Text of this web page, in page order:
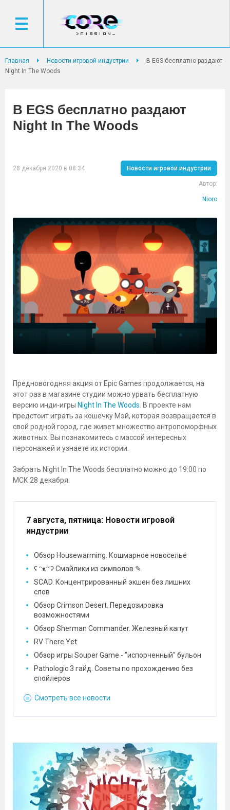
Главная Новости игровой индустрии
В EGS бесплатно раздают
Night In The Woods
В EGS бесплатно раздают
Night In The Woods
28 декабря 2020 в 08:34 Новости игровой индустрии
Автор:
Nioro
Предновогодняя акция от Epic Games продолжается, на
этот раз в магазине студии можно урвать бесплатную
версию инди-игры Night In The Woods. В проекте нам
предстоит играть за кошечку Мэй, которая возвращается в
свой родной город, где живет множество антропоморфных
животных. Вы познакомитесь с массой интересных
персонажей и узнаете их истории.
Забрать Night In The Woods бесплатно можно до 19:00 по
МСК 28 декабря.
7 августа, пятница: Новости игровой
индустрии
Обзор Housewarming. Кошмарное новоселье
ʕ ᵔᴥᵔ ʔ Смайлики из символов ✎
SCAD. Концентрированный экшен без лишних
слов
Обзор Crimson Desert. Передозировка
возможностями
Обзор Sherman Commander. Железный капут
RV There Yet
Обзор игры Souper Game - "испорченный" бульон
Pathologic 3 гайд. Советы по прохождению без
спойлеров
Смотреть все новости